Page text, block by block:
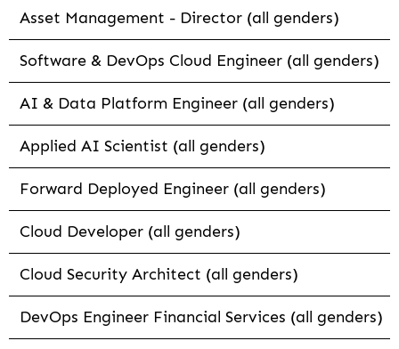
Asset Management - Director (all genders)
Software & DevOps Cloud Engineer (all genders)
AI & Data Platform Engineer (all genders)
Applied AI Scientist (all genders)
Forward Deployed Engineer (all genders)
Cloud Developer (all genders)
Cloud Security Architect (all genders)
DevOps Engineer Financial Services (all genders)